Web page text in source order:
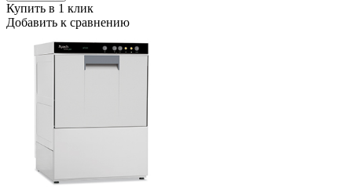
Купить в 1 клик
Добавить к сравнению